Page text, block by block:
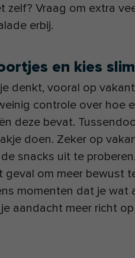
zelf? Vraag om extra
erbij.
en kies slim
denkt, vooral op
controle over hoe
deze bevat.
doen. Zeker op
snacks uit te
om meer bewust
momenten dat je wat
aandacht meer richt